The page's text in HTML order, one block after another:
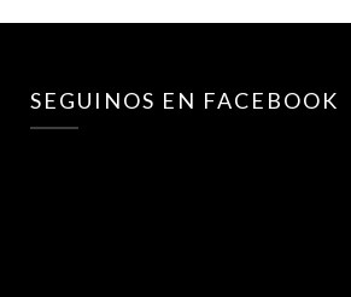
SEGUINOS EN FACEBOOK